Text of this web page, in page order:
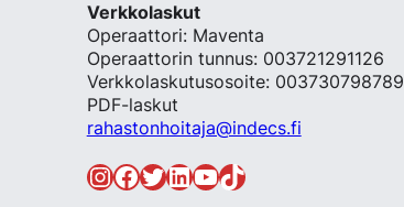
Verkkolaskut
Operaattori: Maventa
Operaattorin tunnus: 003721291126
Verkkolaskutusosoite: 003730798789
PDF-laskut
rahastonhoitaja@indecs.fi
InstagramFacebook Twitter LinkedIn YouTube TikTok